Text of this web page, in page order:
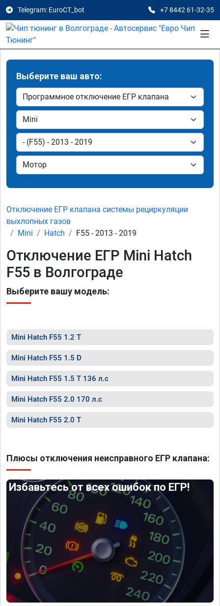
Telegram: EuroCT_bot +7 8442 61-32-35
Выберите ваш авто:
Отключение ЕГР клапана системы рециркуляции
выхлопных газов
Mini
Hatch F55 - 2013 - 2019
Отключение ЕГР Mini Hatch
F55 в Волгограде
Выберите вашу модель:
Mini Hatch F55 1.2 T
Mini Hatch F55 1.5 D
Mini Hatch F55 1.5 T 136 л.с
Mini Hatch F55 2.0 170 л.с
Mini Hatch F55 2.0 T
Плюсы отключения неисправного ЕГР клапана:
Избавьтесь от всех ошибок по ЕГР!